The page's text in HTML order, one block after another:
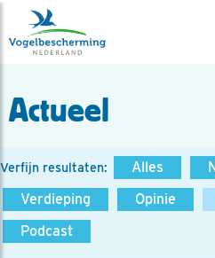
Actueel
Verfijn resultaten: Alles
Verdieping
Opinie
Podcast